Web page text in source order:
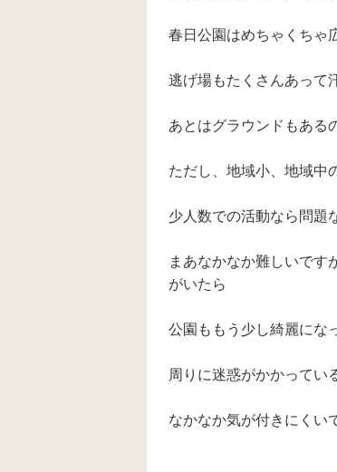
春日公園はめちゃくちゃ
逃げ場もたくさんあっ
あとはグラウンドもある
ただし、地域小、地域中
少人数での活動なら問題
まあなかなか難しいです
がいたら
公園ももう少し綺麗にな
周りに迷惑がかかってい
なかなか気が付きにくい